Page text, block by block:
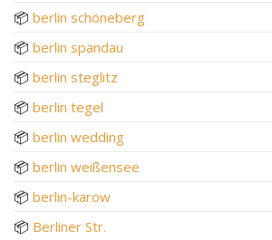
📦 berlin schöneberg
📦 berlin spandau
📦 berlin steglitz
📦 berlin tegel
📦 berlin wedding
📦 berlin weißensee
📦 berlin-karow
📦 Berliner Str.